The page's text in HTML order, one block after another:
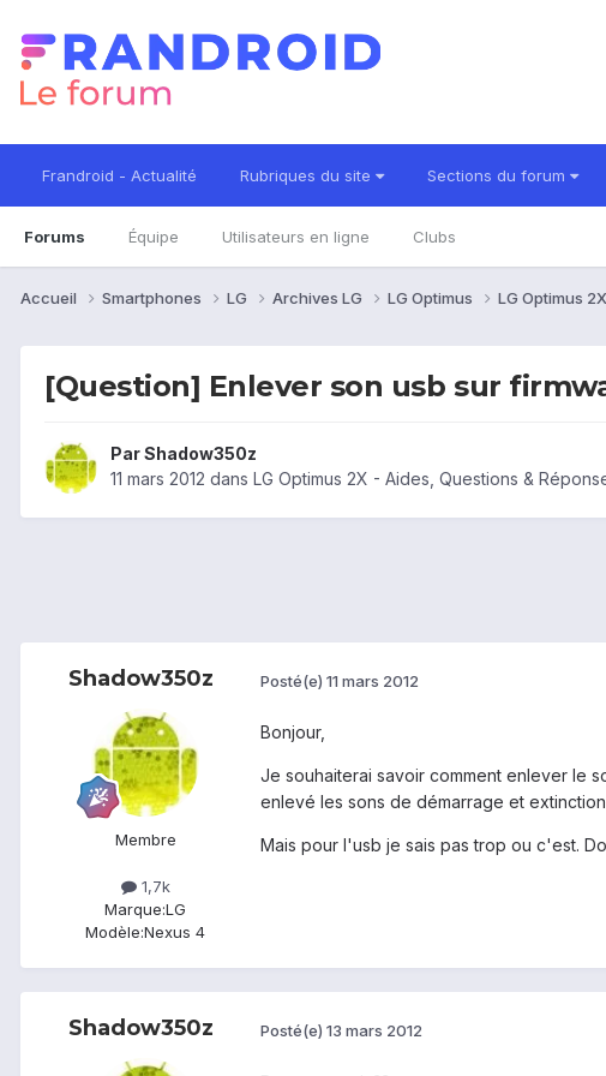
Frandroid - Actualité Rubriques du site Sections du forum
Forums Équipe Utilisateurs en ligne Clubs
Accueil Smartphones LG Archives LG LG Optimus LG Optimus 2X
[Question] Enlever son usb sur
ParShadow350z
11 mars 2012 dans LG Optimus 2X - Aides, Questions &
Shadow350z
Membre
1,7k
Marque:LG
Modèle:Nexus 4
Posté(e) 11 mars 2012
Bonjour,
Je souhaiterai savoir comment enlever le
enlevé les sons de démarrage et
Mais pour l'usb je sais pas trop ou c'est.
Shadow350z Posté(e) 13 mars 2012